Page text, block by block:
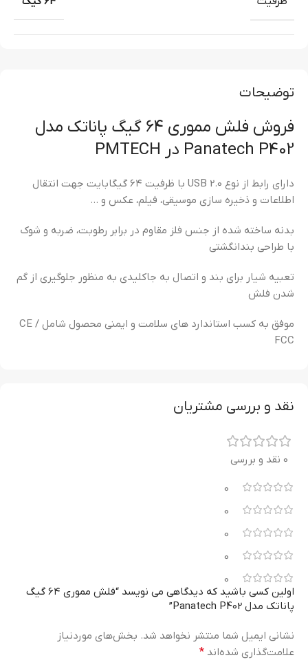
توضیحات
فروش فلش مموری ۶۴ گیگ پاناتک مدل
Panatech P402 در PMTECH
دارای رابط از نوع USB 2.0 با ظرفیت ۶۴ گیگابایت جهت انتقال
اطلاعات و ذخیره سازی موسیقی، فیلم، عکس و …
بدنه ساخته شده از جنس فلز مقاوم در برابر رطوبت، ضربه و شوک
با طراحی بندانگشتی
تعبیه شیار برای بند و اتصال به جاکلیدی به منظور جلوگیری از گم
شدن فلش
موفق به کسب استاندارد های سلامت و ایمنی محصول شامل CE /
FCC
نقد و بررسی مشتریان
0 نقد و بررسی
0
0
0
0
0
اولین کسی باشید که دیدگاهی می نویسد “فلش مموری ۶۴ گیگ
پاناتک مدل Panatech P402”
نشانی ایمیل شما منتشر نخواهد شد. بخش‌های موردنیاز
علامت‌گذاری شده‌اند *